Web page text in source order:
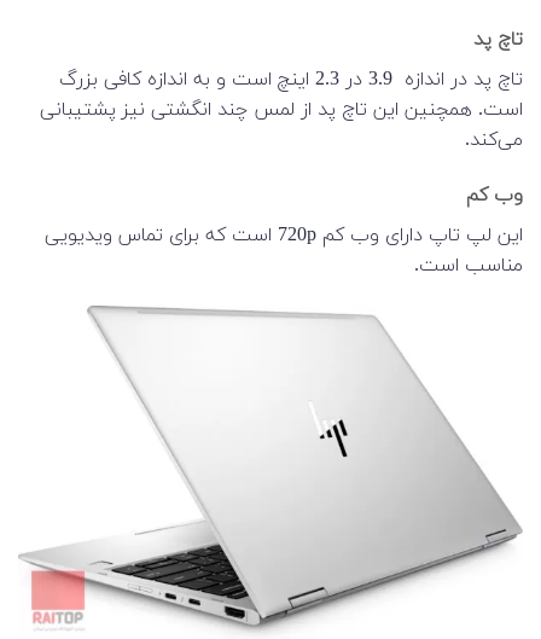
تاچ پد
تاچ پد در اندازه 3.9 در 2.3 اینچ است و به اندازه کافی بزرگ
است. همچنین این تاچ پد از لمس چند انگشتی نیز پشتیبانی
می‌کند.
وب کم
این لپ تاپ دارای وب کم 720p است که برای تماس ویدیویی
مناسب است.